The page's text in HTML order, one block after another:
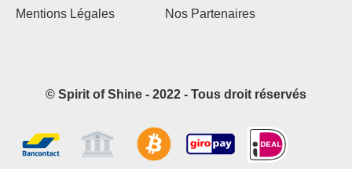
Mentions Légales
Nos Partenaires
© Spirit of Shine - 2022 - Tous droit réservés